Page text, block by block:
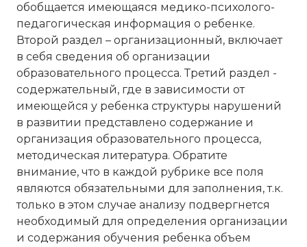
обобщается имеющаяся медико-психолого-
педагогическая информация о ребенке.
Второй раздел – организационный, включает
в себя сведения об организации
образовательного процесса. Третий раздел -
содержательный, где в зависимости от
имеющейся у ребенка структуры нарушений
в развитии представлено содержание и
организация образовательного процесса,
методическая литература. Обратите
внимание, что в каждой рубрике все поля
являются обязательными для заполнения, т.к.
только в этом случае анализу подвергнется
необходимый для определения организации
и содержания обучения ребенка объем